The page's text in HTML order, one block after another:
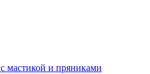
мастикой и пряниками